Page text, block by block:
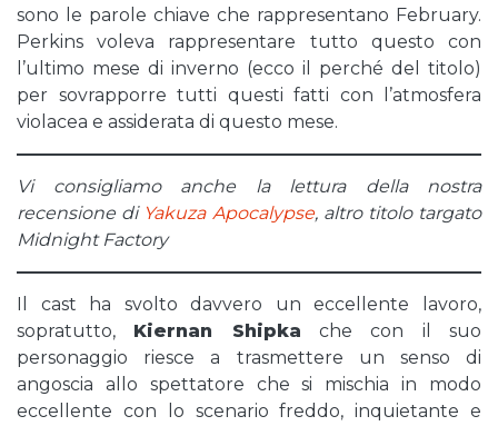
sono le parole chiave che rappresentano February.
Perkins voleva rappresentare tutto questo con
l’ultimo mese di inverno (ecco il perché del titolo)
per sovrapporre tutti questi fatti con l’atmosfera
violacea e assiderata di questo mese.
Vi consigliamo anche la lettura della nostra
recensione di Yakuza Apocalypse, altro titolo targato
Midnight Factory
Il cast ha svolto davvero un eccellente lavoro,
sopratutto, Kiernan Shipka che con il suo
personaggio riesce a trasmettere un senso di
angoscia allo spettatore che si mischia in modo
eccellente con lo scenario freddo, inquietante e